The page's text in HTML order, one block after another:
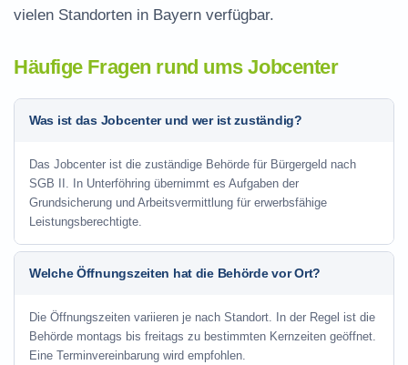
vielen Standorten in Bayern verfügbar.
Häufige Fragen rund ums Jobcenter
Was ist das Jobcenter und wer ist zuständig?
Das Jobcenter ist die zuständige Behörde für Bürgergeld nach
SGB II. In Unterföhring übernimmt es Aufgaben der
Grundsicherung und Arbeitsvermittlung für erwerbsfähige
Leistungsberechtigte.
Welche Öffnungszeiten hat die Behörde vor Ort?
Die Öffnungszeiten variieren je nach Standort. In der Regel ist die
Behörde montags bis freitags zu bestimmten Kernzeiten geöffnet.
Eine Terminvereinbarung wird empfohlen.